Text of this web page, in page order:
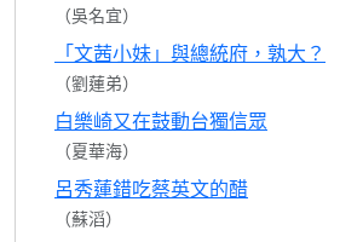
（吳名宜）
「文茜小妹」與總統府，孰大？
（劉蓮弟）
白樂崎又在鼓動台獨信眾
（夏華海）
呂秀蓮錯吃蔡英文的醋
（蘇滔）